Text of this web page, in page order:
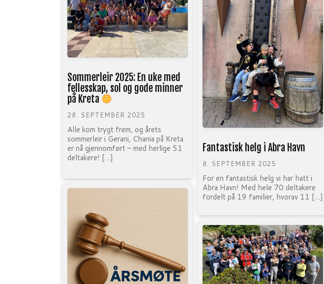
Sommerleir 2025: En uke med
fellesskap, sol og gode minner
på Kreta
28. SEPTEMBER 2025
Alle kom trygt frem, og årets
sommerleir i Gerani, Chania på Kreta
er nå gjennomført – med herlige 51
deltakere! […]
Fantastisk helg i Abra Havn
8. SEPTEMBER 2025
For en fantastisk helg vi har hatt i
Abra Havn! Med hele 70 deltakere
fordelt på 19 familier, hvorav 11 […]